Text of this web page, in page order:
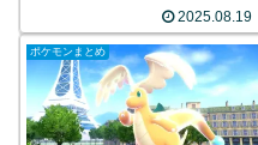
2025.08.19
ポケモンまとめ